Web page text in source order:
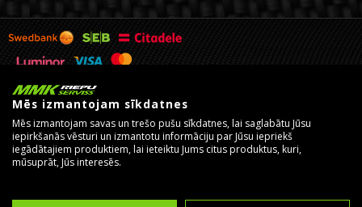
© Copyright 2026, MMK Riepu Serviss SIA.
Mēs izmantojam sīkdatnes
Mēs izmantojam savas un trešo pušu sīkdatnes, lai saglabātu Jūsu
iepirkšanās vēsturi un izmantotu informāciju par Jūsu iepriekš
iegādātajiem produktiem, lai ieteiktu Jums citus produktus, kuri,
mūsuprāt, Jūs interesēs.